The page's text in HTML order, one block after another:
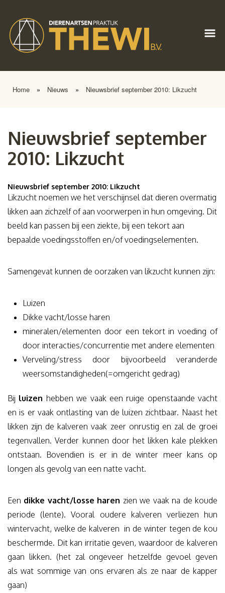
Home » Nieuws » Nieuwsbrief september 2010: Likzucht
Nieuwsbrief september
2010: Likzucht
Nieuwsbrief september 2010: Likzucht
Likzucht noemen we het verschijnsel dat dieren overmatig
likken aan zichzelf of aan voorwerpen in hun omgeving. Dit
beeld kan passen bij een ziekte, bij een tekort aan
bepaalde voedingsstoffen en/of voedingselementen.
Samengevat kunnen de oorzaken van likzucht kunnen zijn:
Luizen
Dikke vacht/losse haren
mineralen/elementen door een tekort in voeding of
door interacties/concurrentie met andere elementen
Verveling/stress door bijvoorbeeld veranderde
weersomstandigheden(=omgericht gedrag)
Bij luizen hebben we vaak een ruige openstaande vacht
en is er vaak ontlasting van de luizen zichtbaar. Naast het
likken zijn de kalveren vaak zeer onrustig en zal de groei
tegenvallen. Verder kunnen door het likken kale plekken
ontstaan. Bovendien is er in de winter meer kans op
longen als gevolg van een natte vacht.
Een dikke vacht/losse haren zien we vaak na de koude
periode (lente). Vooral oudere kalveren verliezen hun
wintervacht, welke de kalveren in de winter tegen de kou
beschermde. Dit kan irritatie geven, waardoor de kalveren
gaan likken. (het zal ongeveer hetzelfde gevoel geven
als wat sommige van ons ervaren als ze naar de kapper
gaan)